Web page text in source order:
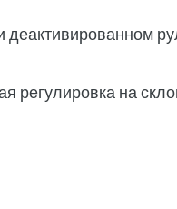
деактивированном
регулировка на